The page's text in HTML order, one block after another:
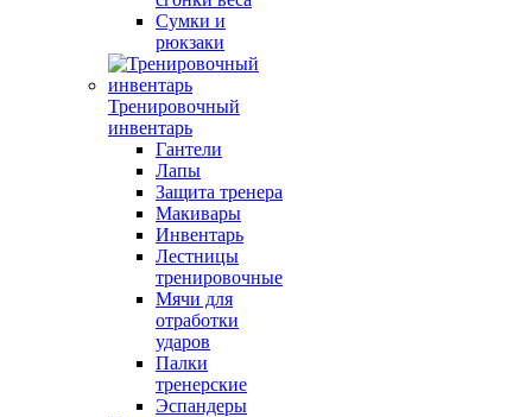
Сумки и
рюкзаки
Тренировочный
инвентарь
Гантели
Лапы
Защита тренера
Макивары
Инвентарь
Лестницы
тренировочные
Мячи для
отработки
ударов
Палки
тренерские
Эспандеры